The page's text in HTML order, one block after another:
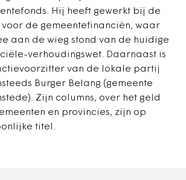
Hij heeft gewerkt bij de
voor de gemeentefinanciën, waar
aan de wieg stond van de huidige
verhoudingswet. Daarnaast is
van de lokale partij
Burger Belang (gemeente
Zijn columns, over het geld
en provincies, zijn op
titel.